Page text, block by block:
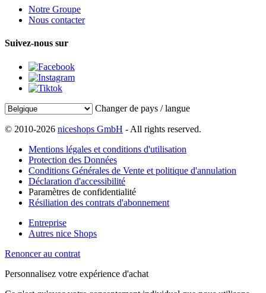
Notre Groupe
Nous contacter
Suivez-nous sur
Changer de pays / langue
© 2010-2026 niceshops GmbH - All rights reserved.
Mentions légales et conditions d'utilisation
Protection des Données
Conditions Générales de Vente et politique d'annulation
Déclaration d'accessibilité
Paramètres de confidentialité
Résiliation des contrats d'abonnement
Entreprise
Autres nice Shops
Renoncer au contrat
Personnalisez votre expérience d'achat